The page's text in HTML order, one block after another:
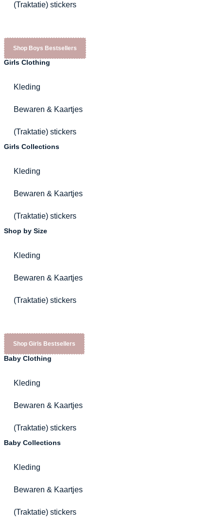
(Traktatie) stickers
Shop Boys Bestsellers
Girls Clothing
Kleding
Bewaren & Kaartjes
(Traktatie) stickers
Girls Collections
Kleding
Bewaren & Kaartjes
(Traktatie) stickers
Shop by Size
Kleding
Bewaren & Kaartjes
(Traktatie) stickers
Shop Girls Bestsellers
Baby Clothing
Kleding
Bewaren & Kaartjes
(Traktatie) stickers
Baby Collections
Kleding
Bewaren & Kaartjes
(Traktatie) stickers